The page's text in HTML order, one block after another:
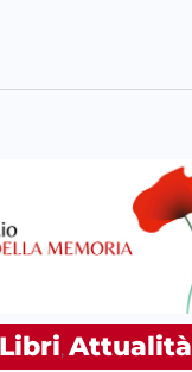
Libri, Attualità